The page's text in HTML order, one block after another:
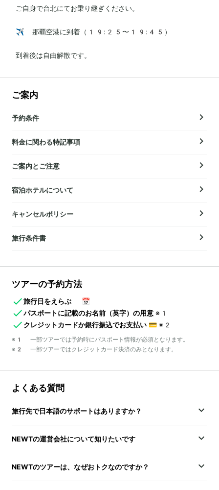
ご自身で台北にてお乗り継ぎください。
✈️ 那覇空港に到着（19:25〜19:45）
到着後は自由解散です。
ご案内
予約条件
料金に関わる特記事項
ご案内とご注意
宿泊ホテルについて
キャンセルポリシー
旅行条件書
ツアーの予約方法
旅行日をえらぶ
📅
パスポートに記載のお名前（英字）の用意 ※1
クレジットカードか銀行振込でお支払い 💳 ※2
※1 一部ツアーでは予約時にパスポート情報が必須となります。
※2 一部ツアーではクレジットカード決済のみとなります。
よくある質問
旅行先で日本語のサポートはありますか？
NEWTの運営会社について知りたいです
NEWTのツアーは、なぜおトクなのですか？